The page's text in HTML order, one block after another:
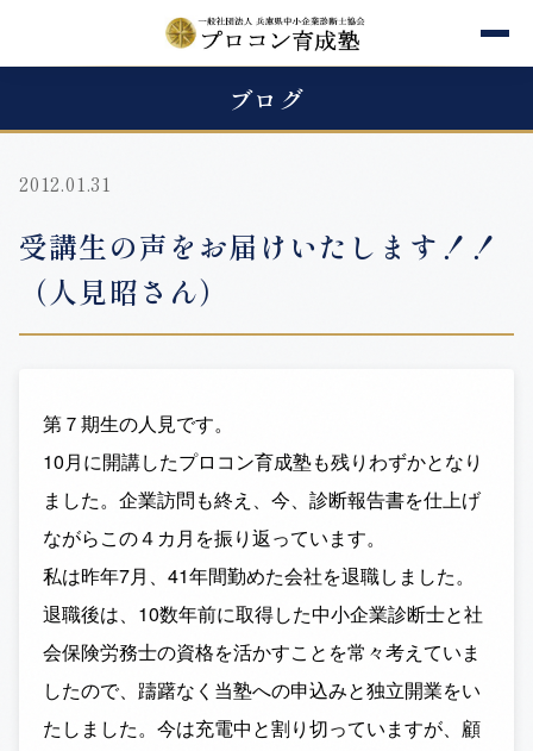
ブログ
2012.01.31
受講生の声をお届けいたします！！
（人見昭さん）
第７期生の人見です。
10月に開講したプロコン育成塾も残りわずかとなり
ました。企業訪問も終え、今、診断報告書を仕上げ
ながらこの４カ月を振り返っています。
私は昨年7月、41年間勤めた会社を退職しました。
退職後は、10数年前に取得した中小企業診断士と社
会保険労務士の資格を活かすことを常々考えていま
したので、躊躇なく当塾への申込みと独立開業をい
たしました。今は充電中と割り切っていますが、顧